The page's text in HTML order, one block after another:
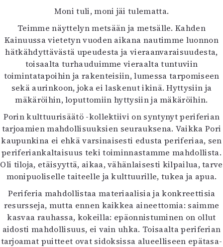
5/2025 saame
5/2025
Lehtiarkisto
Info
Tilaus ja irtonumerot
Yhteistyössä
Toimitus
Mediatiedot
Kaltio ry
Moni tuli, moni jäi tulematta.
Teimme näyttelyn metsään ja metsälle. Kahden
Kainuussa vietetyn vuoden aikana nautimme luonnon
hätkähdyttävästä upeudesta ja vieraanvaraisuudesta,
toisaalta turhauduimme vieraalta tuntuviin
toimintatapoihin ja rakenteisiin, lumessa tarpomiseen
sekä aurinkoon, joka ei laskenut ikinä. Hyttysiin ja
mäkäröihin, loputtomiin hyttysiin ja mäkäröihin.
Porin kulttuurisäätö -kollektiivi on syntynyt periferian
tarjoamien mahdollisuuksien seurauksena. Vaikka Pori
kaupunkina ei ehkä varsinaisesti edusta periferiaa, sen
periferiankaltaisuus teki toiminnastamme mahdollista.
Oli tiloja, etäisyyttä, aikaa, vähänlaisesti kilpailua, tarve
monipuoliselle taiteelle ja kulttuurille, tukea ja apua.
Periferia mahdollistaa materiaalisia ja konkreettisia
resursseja, mutta ennen kaikkea aineettomia: saimme
kasvaa rauhassa, kokeilla: epäonnistuminen on ollut
aidosti mahdollisuus, ei vain uhka. Toisaalta periferian
tarjoamat puitteet ovat sidoksissa alueelliseen epätasa-